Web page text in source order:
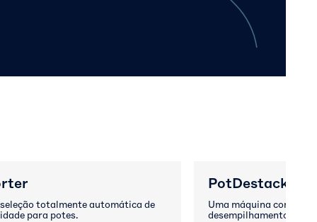
totalmente automática de
para potes.
PotDestacker
Uma máquina
desempilhamento